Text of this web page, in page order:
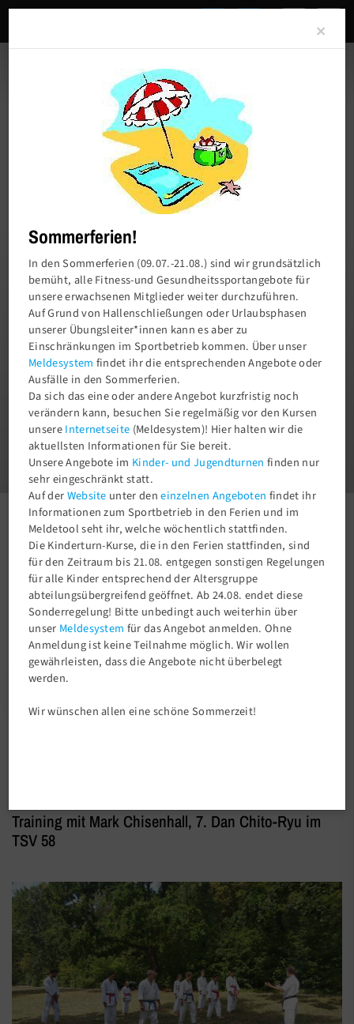
Charlottenburger Turn- und Sportverein von
1858 e.V.
1 3
Aktuelles Newsroom Yoshukai Karate
Training mit Mark Chisenhall, 7. Dan Chito-Ryu im
TSV 58
×
Sommerferien!
In den Sommerferien (09.07.-21.08.) sind wir grundsätzlich
bemüht, alle Fitness-und Gesundheitssportangebote für
unsere erwachsenen Mitglieder weiter durchzuführen.
Auf Grund von Hallenschließungen oder Urlaubsphasen
unserer Übungsleiter*innen kann es aber zu
Einschränkungen im Sportbetrieb kommen. Über unser
Meldesystem findet ihr die entsprechenden Angebote oder
Ausfälle in den Sommerferien.
Da sich das eine oder andere Angebot kurzfristig noch
verändern kann, besuchen Sie regelmäßig vor den Kursen
unsereInternetseite (Meldesystem)! Hier halten wir die
aktuellsten Informationen für Sie bereit.
Unsere Angebote im Kinder- und Jugendturnen finden nur
sehr eingeschränkt statt.
Auf derWebsite unter deneinzelnen Angeboten findet ihr
Informationen zum Sportbetrieb in den Ferien und im
Meldetool seht ihr, welche wöchentlich stattfinden.
Die Kinderturn-Kurse, die in den Ferien stattfinden, sind
für den Zeitraum bis 21.08. entgegen sonstigen Regelungen
für alle Kinder entsprechend der Altersgruppe
abteilungsübergreifend geöffnet. Ab 24.08. endet diese
Sonderregelung! Bitte unbedingt auch weiterhin über
unser Meldesystem für das Angebot anmelden. Ohne
Anmeldung ist keine Teilnahme möglich. Wir wollen
gewährleisten, dass die Angebote nicht überbelegt
werden.
Wir wünschen allen eine schöne Sommerzeit!